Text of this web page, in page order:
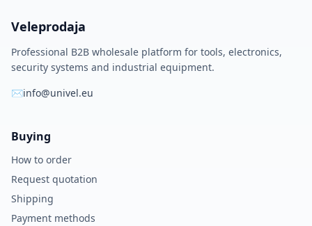
Veleprodaja
Professional B2B wholesale platform for tools, electronics,
security systems and industrial equipment.
✉info@univel.eu
Buying
How to order
Request quotation
Shipping
Payment methods